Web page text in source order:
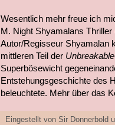
Wesentlich mehr freue ich
M. Night Shyamalans Thriller
Autor/Regisseur Shyamalan
mittleren Teil der Unbreakable
Superbösewicht
Entstehungsgeschichte des
beleuchtete. Mehr über das
Eingestellt von Sir Donnerbold